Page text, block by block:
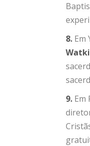
8. Em
9. Em